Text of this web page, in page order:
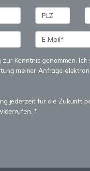
zur Kenntnis genommen.
meiner Anfrage
jederzeit für die Zukunft
*